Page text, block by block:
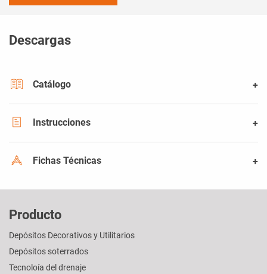
Descargas
Catálogo
Instrucciones
Fichas Técnicas
Producto
Depósitos Decorativos y Utilitarios
Depósitos soterrados
Tecnoloía del drenaje